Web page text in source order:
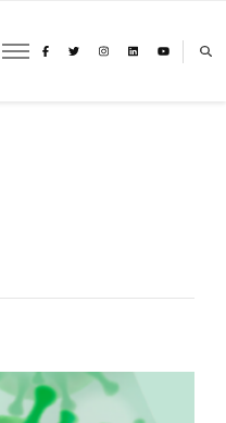
La Data Cuenta es una plataforma